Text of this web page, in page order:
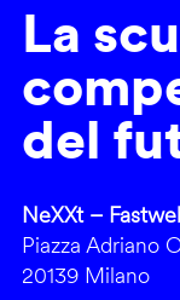
La
del
NeXXt –
Piazza Adriano
20139 Milano